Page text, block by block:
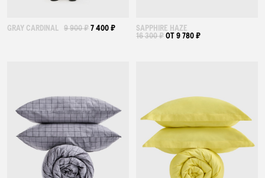
GRAY CARDINAL 9 900 ₽7 400 ₽ SAPPHIRE HAZE
16 300 ₽ОТ 9 780 ₽